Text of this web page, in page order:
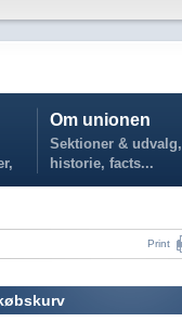
Om unionen
Sektioner & udvalg,
historie, facts...
Print